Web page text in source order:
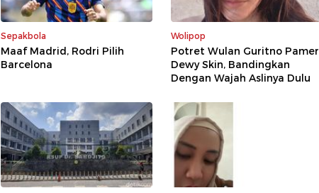
Sepakbola
Maaf Madrid, Rodri Pilih
Barcelona
Wolipop
Potret Wulan Guritno Pamer
Dewy Skin, Bandingkan
Dengan Wajah Aslinya Dulu